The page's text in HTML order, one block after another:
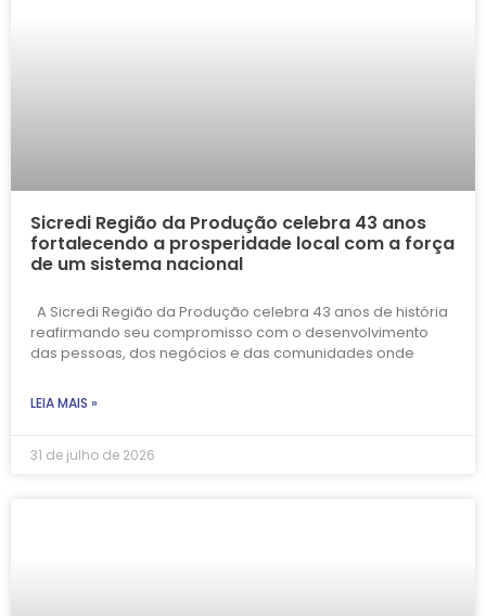
Sicredi Região da Produção celebra 43 anos
fortalecendo a prosperidade local com a força
de um sistema nacional
A Sicredi Região da Produção celebra 43 anos de história
reafirmando seu compromisso com o desenvolvimento
das pessoas, dos negócios e das comunidades onde
LEIA MAIS »
31 de julho de 2026